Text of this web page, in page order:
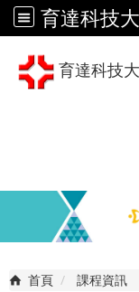
育達科技
育達科技
首頁 課程資訊